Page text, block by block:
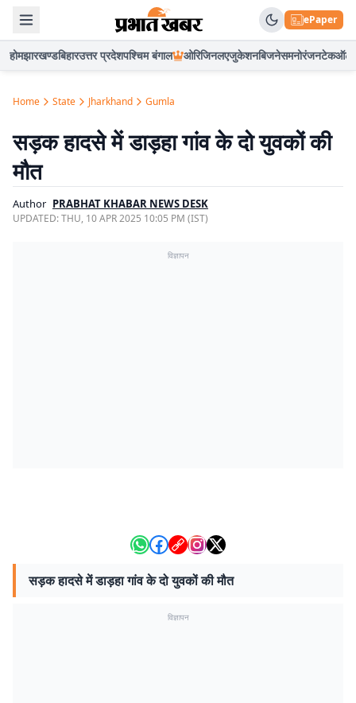
ePaper
होमझारखण्डबिहारउत्तर प्रदेशपश्चिम बंगाल ओरिजिनलएजुकेशनबिजनेसमनोरंजनटेकऑटो
Home State Jharkhand Gumla
सड़क हादसे में डाड़हा गांव के दो युवकों की
मौत
Author PRABHAT KHABAR NEWS DESK
UPDATED:THU, 10 APR 2025 10:05 PM (IST)
विज्ञापन
सड़क हादसे में डाड़हा गांव के दो युवकों की मौत
विज्ञापन